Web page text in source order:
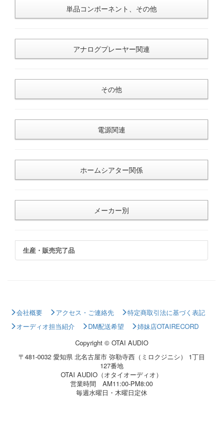
単品コンポーネント、その他
アナログプレーヤー関連
その他
電源関連
ホームシアター関係
メーカー別
生産・販売完了品
会社概要 アクセス・ご連絡先
特定商取引法に基づく表記
オーディオ担当紹介
DM配送希望
姉妹店OTAIRECORD
Copyright © OTAI AUDIO
〒481-0032 愛知県 北名古屋市 弥勒寺西（ミロクジニシ） 1丁目
127番地
OTAI AUDIO（オタイオーディオ）
営業時間 AM11:00-PM8:00
毎週水曜日・木曜日定休